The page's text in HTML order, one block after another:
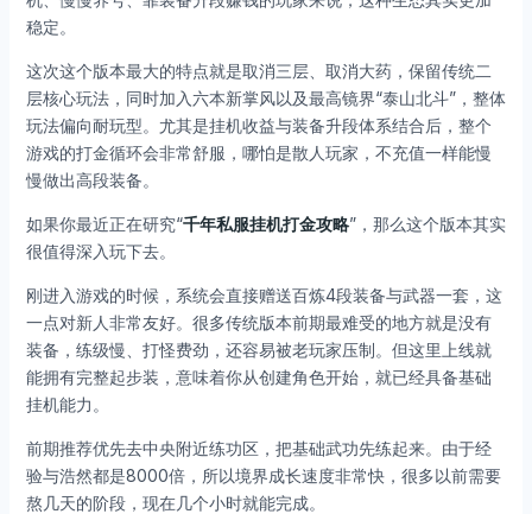
稳定。
这次这个版本最大的特点就是取消三层、取消大药，保留传统二
层核心玩法，同时加入六本新掌风以及最高镜界“泰山北斗”，整体
玩法偏向耐玩型。尤其是挂机收益与装备升段体系结合后，整个
游戏的打金循环会非常舒服，哪怕是散人玩家，不充值一样能慢
慢做出高段装备。
如果你最近正在研究“千年私服挂机打金攻略”，那么这个版本其实
很值得深入玩下去。
刚进入游戏的时候，系统会直接赠送百炼4段装备与武器一套，这
一点对新人非常友好。很多传统版本前期最难受的地方就是没有
装备，练级慢、打怪费劲，还容易被老玩家压制。但这里上线就
能拥有完整起步装，意味着你从创建角色开始，就已经具备基础
挂机能力。
前期推荐优先去中央附近练功区，把基础武功先练起来。由于经
验与浩然都是8000倍，所以境界成长速度非常快，很多以前需要
熬几天的阶段，现在几个小时就能完成。